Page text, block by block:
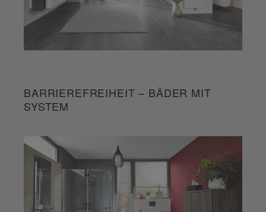
BARRIEREFREIHEIT – BÄDER MIT
SYSTEM